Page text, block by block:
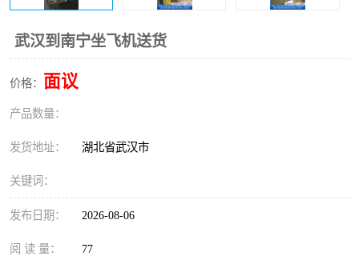
武汉到南宁坐飞机送货
价格： 面议
产品数量：
发货地址： 湖北省武汉市
关键词：
发布日期： 2026-08-06
阅 读 量： 77